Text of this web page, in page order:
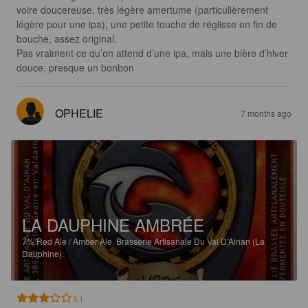
voire doucereuse, très légère amertume (particulièrement
légère pour une ipa), une petite touche de réglisse en fin de
bouche, assez original.
Pas vraiment ce qu’on attend d’une ipa, mais une bière d’hiver
douce, presque un bonbon
OPHELIE 7 months ago
LA DAUPHINE AMBRÉE
7%Red Ale / Amber Ale. Brasserie Artisanale Du Val D'Ainan (La
Dauphine).
3.1